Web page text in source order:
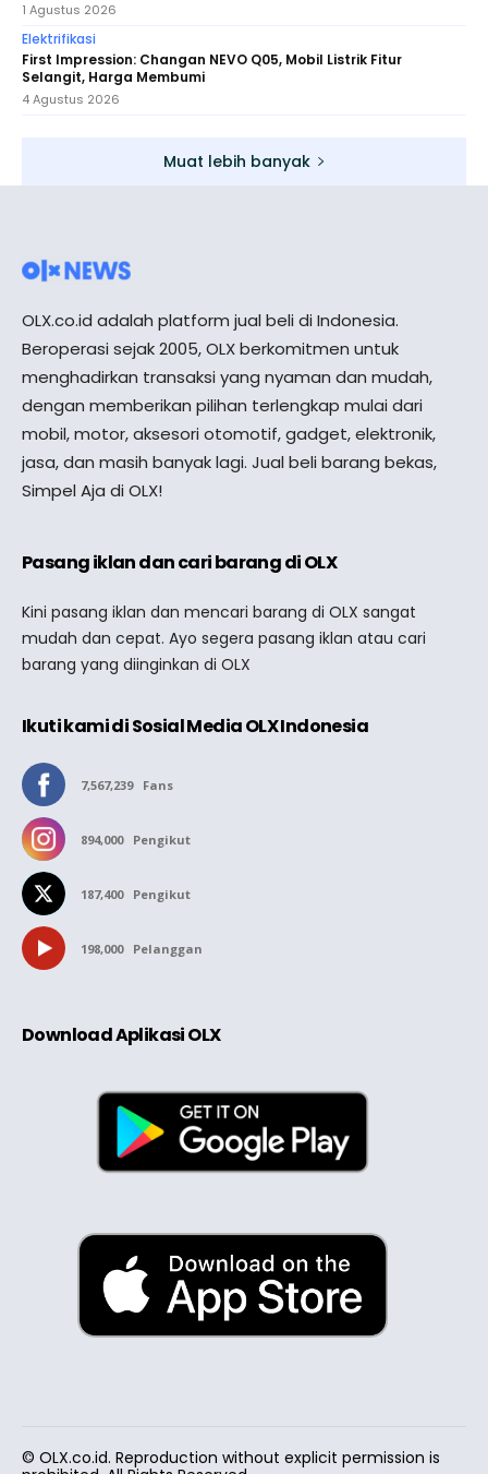
1 Agustus 2026
Elektrifikasi
First Impression: Changan NEVO Q05, Mobil Listrik Fitur
Selangit, Harga Membumi
4 Agustus 2026
Muat lebih banyak
OLX.co.id adalah platform jual beli di Indonesia.
Beroperasi sejak 2005, OLX berkomitmen untuk
menghadirkan transaksi yang nyaman dan mudah,
dengan memberikan pilihan terlengkap mulai dari
mobil, motor, aksesori otomotif, gadget, elektronik,
jasa, dan masih banyak lagi. Jual beli barang bekas,
Simpel Aja di OLX!
Pasang iklan dan cari barang di OLX
Kini pasang iklan dan mencari barang di OLX sangat
mudah dan cepat. Ayo segera pasang iklan atau cari
barang yang diinginkan di OLX
Ikuti kami di Sosial Media OLX Indonesia
7,567,239 Fans
894,000 Pengikut
187,400 Pengikut
198,000 Pelanggan
Download Aplikasi OLX
© OLX.co.id. Reproduction without explicit permission is